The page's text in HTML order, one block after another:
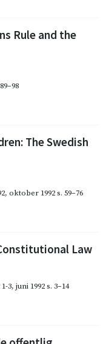
Rule and the
The Swedish
, oktober 1992s. 59–76
Law
3, juni 1992s. 3–14